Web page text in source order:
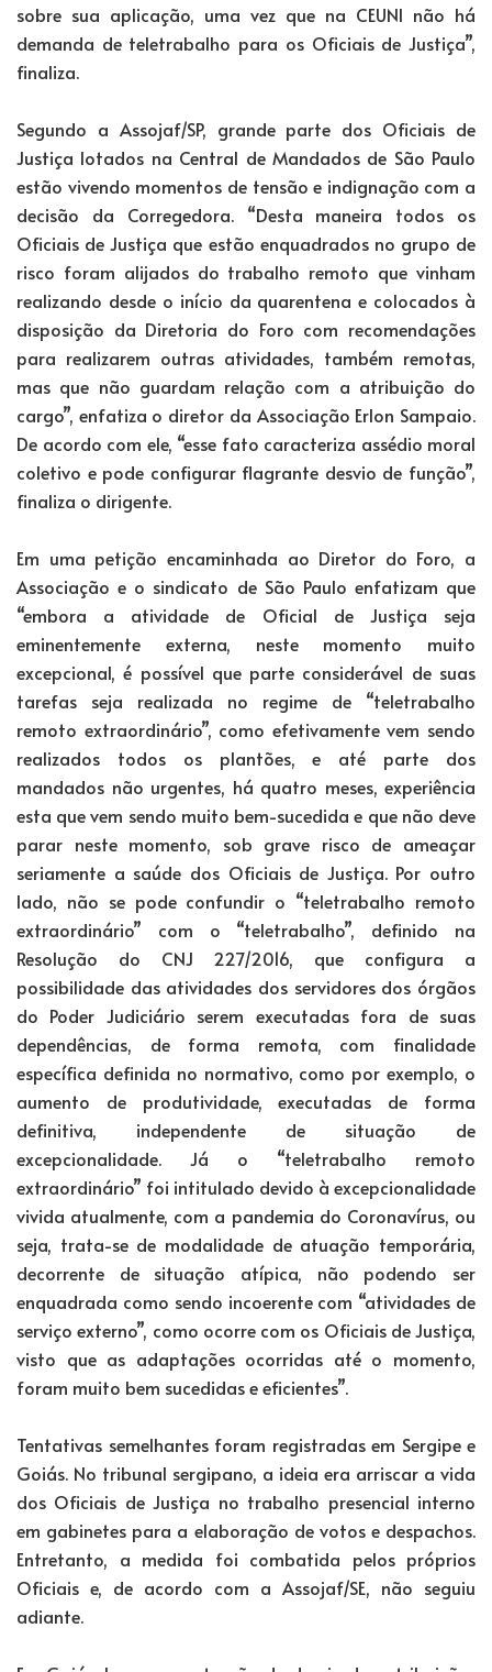
sobre sua aplicação, uma vez que na CEUNI não há
demanda de teletrabalho para os Oficiais de Justiça”,
finaliza.
Segundo a Assojaf/SP, grande parte dos Oficiais de
Justiça lotados na Central de Mandados de São Paulo
estão vivendo momentos de tensão e indignação com a
decisão da Corregedora. “Desta maneira todos os
Oficiais de Justiça que estão enquadrados no grupo de
risco foram alijados do trabalho remoto que vinham
realizando desde o início da quarentena e colocados à
disposição da Diretoria do Foro com recomendações
para realizarem outras atividades, também remotas,
mas que não guardam relação com a atribuição do
cargo”, enfatiza o diretor da Associação Erlon Sampaio.
De acordo com ele, “esse fato caracteriza assédio moral
coletivo e pode configurar flagrante desvio de função”,
finaliza o dirigente.
Em uma petição encaminhada ao Diretor do Foro, a
Associação e o sindicato de São Paulo enfatizam que
“embora a atividade de Oficial de Justiça seja
eminentemente externa, neste momento muito
excepcional, é possível que parte considerável de suas
tarefas seja realizada no regime de “teletrabalho
remoto extraordinário”, como efetivamente vem sendo
realizados todos os plantões, e até parte dos
mandados não urgentes, há quatro meses, experiência
esta que vem sendo muito bem-sucedida e que não deve
parar neste momento, sob grave risco de ameaçar
seriamente a saúde dos Oficiais de Justiça. Por outro
lado, não se pode confundir o “teletrabalho remoto
extraordinário” com o “teletrabalho”, definido na
Resolução do CNJ 227/2016, que configura a
possibilidade das atividades dos servidores dos órgãos
do Poder Judiciário serem executadas fora de suas
dependências, de forma remota, com finalidade
específica definida no normativo, como por exemplo, o
aumento de produtividade, executadas de forma
definitiva, independente de situação de
excepcionalidade. Já o “teletrabalho remoto
extraordinário” foi intitulado devido à excepcionalidade
vivida atualmente, com a pandemia do Coronavírus, ou
seja, trata-se de modalidade de atuação temporária,
decorrente de situação atípica, não podendo ser
enquadrada como sendo incoerente com “atividades de
serviço externo”, como ocorre com os Oficiais de Justiça,
visto que as adaptações ocorridas até o momento,
foram muito bem sucedidas e eficientes”.
Tentativas semelhantes foram registradas em Sergipe e
Goiás. No tribunal sergipano, a ideia era arriscar a vida
dos Oficiais de Justiça no trabalho presencial interno
em gabinetes para a elaboração de votos e despachos.
Entretanto, a medida foi combatida pelos próprios
Oficiais e, de acordo com a Assojaf/SE, não seguiu
adiante.